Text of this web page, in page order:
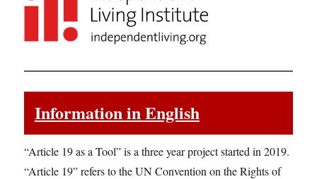
Information in English
“Article 19 as a Tool” is a three year project started in 2019.
“Article 19” refers to the UN Convention on the Rights of